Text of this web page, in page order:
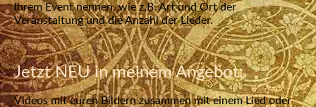
Ihrem Event nennen, wie z.B. Art und Ort der
Veranstaltung und die Anzahl der Lieder.
Jetzt NEU in meinem Angebot:
Videos mit euren Bildern zusammen mit einem Lied oder